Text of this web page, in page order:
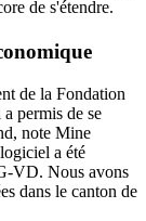
de s'étendre.
de la Fondation
permis de se
note Mine
a été
VD. Nous avons
dans le canton de